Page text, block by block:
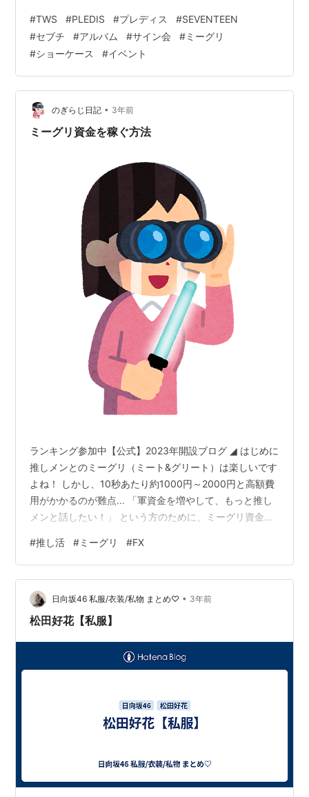
「オフラインイベント」コース1. メンバー個別ハイタッ
チ会2. メンバー個別サイン会3. メンバー全員ハイタッチ
会実施日：2024年3月3日(日) 東京都内 [B賞]：「メンバ
ー個別オンラインミート＆グリートイベント」コースメ
ンバー…
#TWS #PLEDIS #プレディス #SEVENTEEN
#セブチ #アルバム #サイン会 #ミーグリ
#ショーケース #イベント
のぎらじ日記 • 3年前
ミーグリ資金を稼ぐ方法
ランキング参加中【公式】2023年開設ブログ ◢ はじめに
推しメンとのミーグリ（ミート&グリート）は楽しいです
よね！ しかし、10秒あたり約1000円～2000円と高額費
用がかかるのが難点... 「軍資金を増やして、もっと推し
メンと話したい！」 という方のために、ミーグリ資金を
TRADING で稼ぐ 私が色々な方法を試した中で一番のオ
ススメは「XM TRADING」。 clicks.affstrack.com 💡
「XM TRADING」のメリット・デメリット 【メリット】
リアル口座開設で13000円分の取引資金がもらえる！ ゼ
ロカットシ…
#推し活 #ミーグリ #FX
日向坂46 私服/衣装/私物 まとめ♡ • 3年前
松田好花【私服】